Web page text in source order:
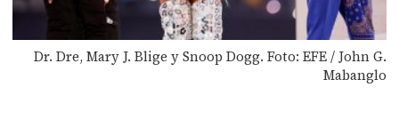
Dr. Dre, Mary J. Blige y Snoop Dogg. Foto: EFE / John G.
Mabanglo